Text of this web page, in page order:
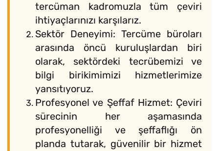
tercüman kadromuzla tüm çeviri
ihtiyaçlarınızı karşılarız.
Sektör Deneyimi: Tercüme büroları
arasında öncü kuruluşlardan biri
olarak, sektördeki tecrübemizi ve
bilgi birikimimizi hizmetlerimize
yansıtıyoruz.
Profesyonel ve Şeffaf Hizmet: Çeviri
sürecinin her aşamasında
profesyonelliği ve şeffaflığı ön
planda tutarak, güvenilir bir hizmet